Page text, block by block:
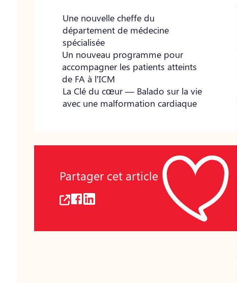
Une nouvelle cheffe du
département de médecine
spécialisée
Un nouveau programme pour
accompagner les patients atteints
de FA à l’ICM
La Clé du cœur — Balado sur la vie
avec une malformation cardiaque
Partager cet article